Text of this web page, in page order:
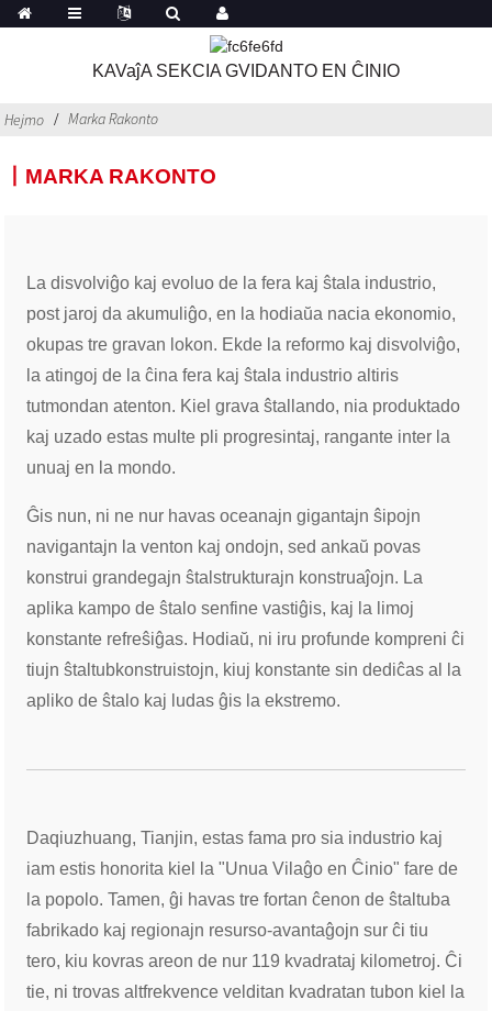
KAVaĵA SEKCIA GVIDANTO EN ĈINIO
Hejmo Marka Rakonto
丨MARKA RAKONTO
La disvolviĝo kaj evoluo de la fera kaj ŝtala industrio,
post jaroj da akumuliĝo, en la hodiaŭa nacia ekonomio,
okupas tre gravan lokon. Ekde la reformo kaj disvolviĝo,
la atingoj de la ĉina fera kaj ŝtala industrio altiris
tutmondan atenton. Kiel grava ŝtallando, nia produktado
kaj uzado estas multe pli progresintaj, rangante inter la
unuaj en la mondo.
Ĝis nun, ni ne nur havas oceanajn gigantajn ŝipojn
navigantajn la venton kaj ondojn, sed ankaŭ povas
konstrui grandegajn ŝtalstrukturajn konstruaĵojn. La
aplika kampo de ŝtalo senfine vastiĝis, kaj la limoj
konstante refreŝiĝas. Hodiaŭ, ni iru profunde kompreni ĉi
tiujn ŝtaltubkonstruistojn, kiuj konstante sin dediĉas al la
apliko de ŝtalo kaj ludas ĝis la ekstremo.
Daqiuzhuang, Tianjin, estas fama pro sia industrio kaj
iam estis honorita kiel la "Unua Vilaĝo en Ĉinio" fare de
la popolo. Tamen, ĝi havas tre fortan ĉenon de ŝtaltuba
fabrikado kaj regionajn resurso-avantaĝojn sur ĉi tiu
tero, kiu kovras areon de nur 119 kvadrataj kilometroj. Ĉi
tie, ni trovas altfrekvence velditan kvadratan tubon kiel la